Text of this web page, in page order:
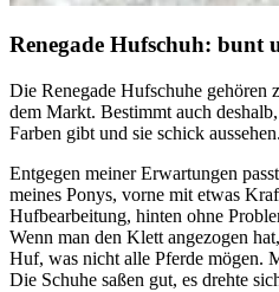
Renegade Hufschuh: bunt
Die Renegade Hufschuhe gehören
dem Markt. Bestimmt auch
Farben gibt und sie schick aussehen.
Entgegen meiner Erwartungen
meines Ponys, vorne mit etwas
Hufbearbeitung, hinten ohne
Wenn man den Klett angezogen
Huf, was nicht alle Pferde mögen.
Die Schuhe saßen gut, es drehte